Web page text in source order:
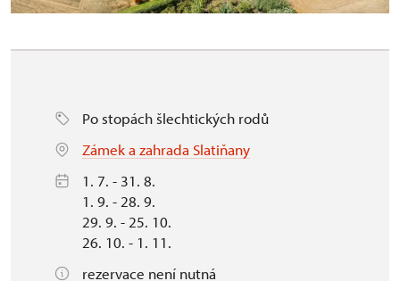
Po stopách šlechtických rodů
Zámek a zahrada Slatiňany
1. 7. - 31. 8.
1. 9. - 28. 9.
29. 9. - 25. 10.
26. 10. - 1. 11.
rezervace není nutná